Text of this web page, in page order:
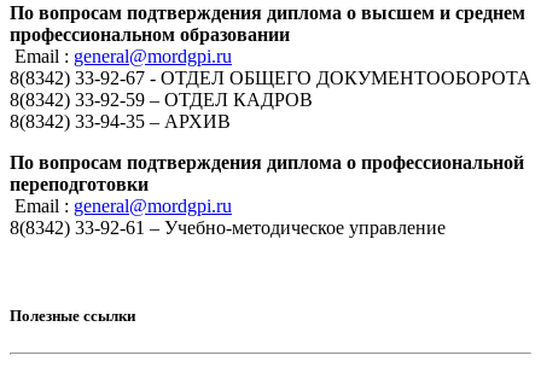
По вопросам подтверждения диплома о высшем и среднем
профессиональном образовании
Email : general@mordgpi.ru
8(8342) 33-92-67 - ОТДЕЛ ОБЩЕГО ДОКУМЕНТООБОРОТА
8(8342) 33-92-59 – ОТДЕЛ КАДРОВ
8(8342) 33-94-35 – АРХИВ
По вопросам подтверждения диплома о профессиональной
переподготовки
Email : general@mordgpi.ru
8(8342) 33-92-61 – Учебно-методическое управление
Полезные ссылки